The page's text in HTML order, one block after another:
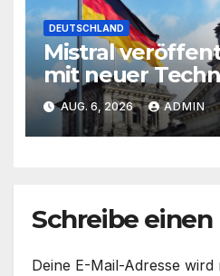
DEUTSCHLAND
Mistral
mit neuer
AUG. 6, 2026 ADMIN
Schreibe
Deine E-Mail-Adresse